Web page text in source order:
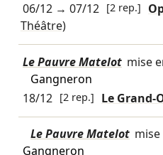
06/12→ 07/12 [2 rep.]
Théâtre)
Le Pauvre Matelot mise
Gangneron
18/12 [2 rep.] Le Grand-
Le Pauvre Matelot mise
Gangneron